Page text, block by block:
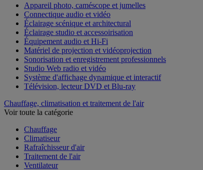
Appareil photo, caméscope et jumelles
Connectique audio et vidéo
Éclairage scénique et architectural
Éclairage studio et accessoirisation
Équipement audio et Hi-Fi
Matériel de projection et vidéoprojection
Sonorisation et enregistrement professionnels
Studio Web radio et vidéo
Système d'affichage dynamique et interactif
Télévision, lecteur DVD et Blu-ray
Chauffage, climatisation et traitement de l'air
Voir toute la catégorie
Chauffage
Climatiseur
Rafraîchisseur d'air
Traitement de l'air
Ventilateur